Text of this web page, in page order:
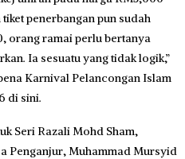
penerbangan pun sudah
orang ramai perlu bertanya
Ia sesuatu yang tidak logik,”
Karnival Pelancongan Islam
di sini.
Seri Razali Mohd Sham,
Penganjur, Muhammad Mursyid